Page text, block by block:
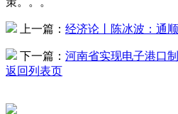
上一篇： 经济论丨陈冰波：通
下一篇： 河南省实现电子港口
返回列表页